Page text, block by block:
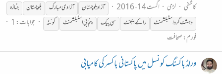
کاشفی
لڑی اگست 14، 2016 آزاد بلوچستان آزادی مبارک بلوچستان
جنازہ
دہشت گرد اسٹبلشمنٹ
را کے ایجنٹ سی پیک پنجابی اسٹبلشمنٹ کوئٹہ
جوابات: 1
فورم:صحافت
ورلڈ باکسنگ کونسل میں پاکستانی باکسر کی کامیابی